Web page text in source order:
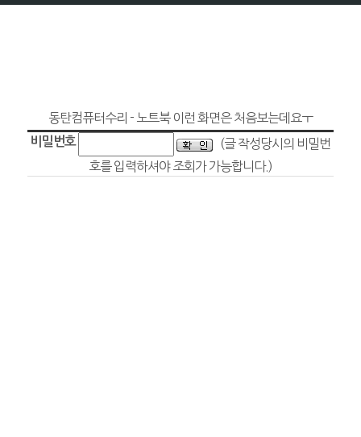
동탄컴퓨터수리 - 노트북 이런 화면은 처음보는데요ㅜ
비밀번호
(글 작성당시의 비밀번
호를 입력하셔야 조회가 가능합니다.)